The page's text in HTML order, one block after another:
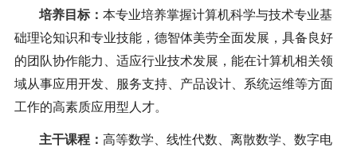
培养目标： 本专业培养掌握计算机科学与技术专业基
础理论知识和专业技能，德智体美劳全面发展，具备良好
的团队协作能力、适应行业技术发展，能在计算机相关领
域从事应用开发、服务支持、产品设计、系统运维等方面
工作的高素质应用型人才。
主干课程： 高等数学、线性代数、离散数学、数字电